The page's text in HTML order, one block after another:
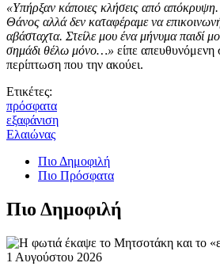
«Υπήρξαν κάποιες κλήσεις από
Θάνος αλλά δεν καταφέραμε να
αβάσταχτα. Στείλε μου ένα μήνυμα παιδί
σημάδι θέλω μόνο…» είπε απευθυνόμενη
περίπτωση που την ακούει.
Ετικέτες:
πρόσφατα
εξαφάνιση
Ελαιώνας
Πιο Δημοφιλή
Πιο Πρόσφατα
Πιο Δημοφιλή
1 Αυγούστου 2026